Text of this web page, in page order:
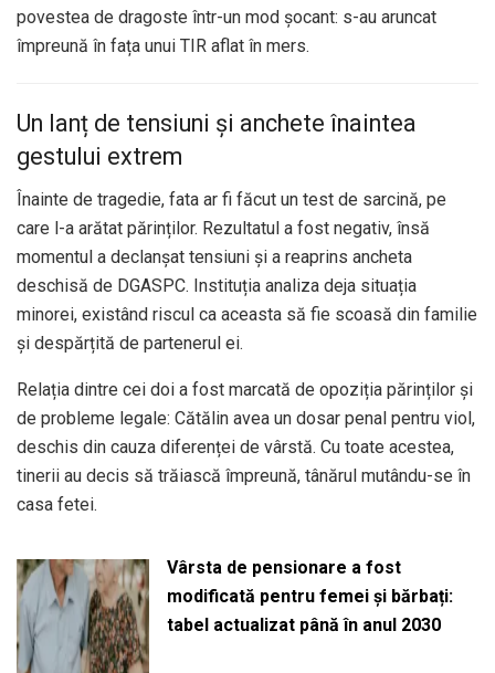
povestea de dragoste într-un mod șocant: s-au aruncat
împreună în fața unui TIR aflat în mers.
Un lanț de tensiuni și anchete înaintea
gestului extrem
Înainte de tragedie, fata ar fi făcut un test de sarcină, pe
care l-a arătat părinților. Rezultatul a fost negativ, însă
momentul a declanșat tensiuni și a reaprins ancheta
deschisă de DGASPC. Instituția analiza deja situația
minorei, existând riscul ca aceasta să fie scoasă din familie
și despărțită de partenerul ei.
Relația dintre cei doi a fost marcată de opoziția părinților și
de probleme legale: Cătălin avea un dosar penal pentru viol,
deschis din cauza diferenței de vârstă. Cu toate acestea,
tinerii au decis să trăiască împreună, tânărul mutându-se în
casa fetei.
Vârsta de pensionare a fost
modificată pentru femei și bărbați:
tabel actualizat până în anul 2030